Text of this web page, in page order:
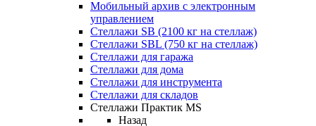
Мобильный архив с электронным
управлением
Стеллажи SB (2100 кг на стеллаж)
Стеллажи SBL (750 кг на стеллаж)
Стеллажи для гаража
Стеллажи для дома
Стеллажи для инструмента
Стеллажи для складов
Стеллажи Практик MS
Назад